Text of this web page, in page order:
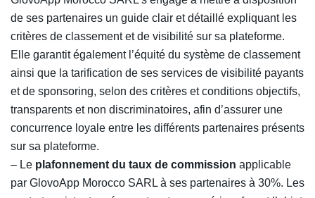
de ses partenaires un guide clair et détaillé expliquant les
critères de classement et de visibilité sur sa plateforme.
Elle garantit également l’équité du système de classement
ainsi que la tarification de ses services de visibilité payants
et de sponsoring, selon des critères et conditions objectifs,
transparents et non discriminatoires, afin d’assurer une
concurrence loyale entre les différents partenaires présents
sur sa plateforme.
– Le plafonnement du taux de commission applicable
par GlovoApp Morocco SARL à ses partenaires à 30%. Les